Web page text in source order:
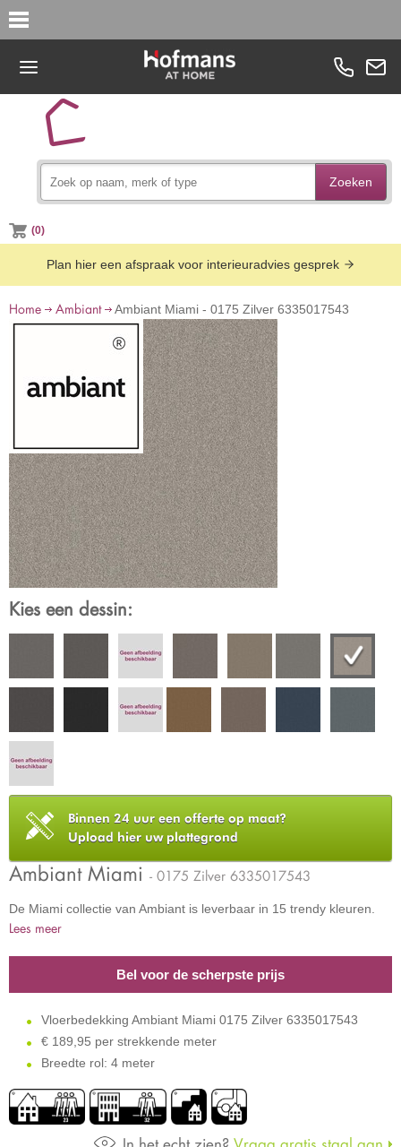
Zoeken
(0)
Plan hier een afspraak voor interieuradvies gesprek
Home Ambiant Ambiant Miami - 0175 Zilver 6335017543
Kies een dessin:
Binnen 24 uur een offerte op maat?
Upload hier uw plattegrond
Ambiant Miami - 0175 Zilver 6335017543
De Miami collectie van Ambiant is leverbaar in 15 trendy kleuren.
Lees meer
Bel voor de scherpste prijs
Vloerbedekking Ambiant Miami 0175 Zilver 6335017543
€ 189,95 per strekkende meter
Breedte rol: 4 meter